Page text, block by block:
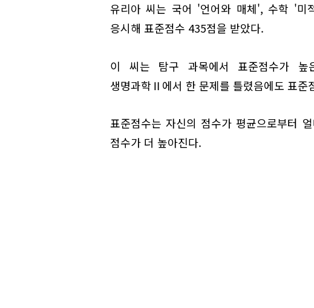
유리아 씨는 국어 '언어와 매체', 수학 '
응시해 표준점수 435점을 받았다.
이 씨는 탐구 과목에서 표준점수가
생명과학Ⅱ에서 한 문제를 틀렸음에도 표준
표준점수는 자신의 점수가 평균으로부터
점수가 더 높아진다.